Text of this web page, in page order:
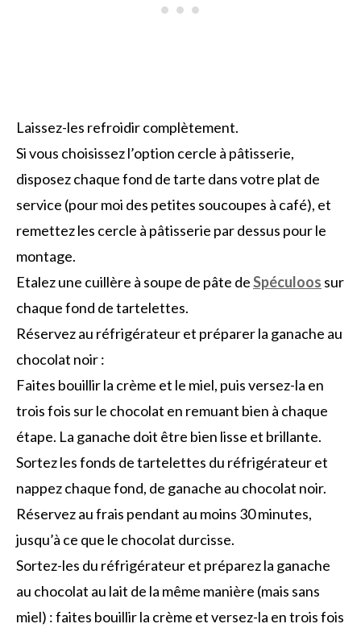
Laissez-les refroidir complètement.
Si vous choisissez l’option cercle à pâtisserie,
disposez chaque fond de tarte dans votre plat de
service (pour moi des petites soucoupes à café), et
remettez les cercle à pâtisserie par dessus pour le
montage.
Etalez une cuillère à soupe de pâte deSpéculoos sur
chaque fond de tartelettes.
Réservez au réfrigérateur et préparer la ganache au
chocolat noir :
Faites bouillir la crème et le miel, puis versez-la en
trois fois sur le chocolat en remuant bien à chaque
étape. La ganache doit être bien lisse et brillante.
Sortez les fonds de tartelettes du réfrigérateur et
nappez chaque fond, de ganache au chocolat noir.
Réservez au frais pendant au moins 30 minutes,
jusqu’à ce que le chocolat durcisse.
Sortez-les du réfrigérateur et préparez la ganache
au chocolat au lait de la même manière (mais sans
miel) : faites bouillir la crème et versez-la en trois fois